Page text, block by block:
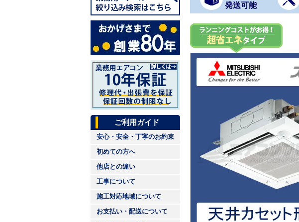
ご利用ガイド
安心・安全・丁寧のお約束
初めての方へ
他店との違い
工事について
施工対応地域について
お支払い・配送について
発送可能